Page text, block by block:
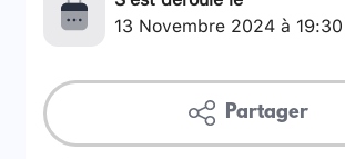
13 Novembre 2024 à 19:30
Partager